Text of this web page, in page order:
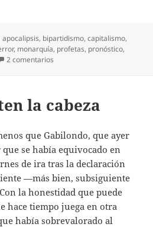
Etiquetas
apocalipsis, bipartidismo,capitalismo,
, monarquía, profetas, pronóstico,
2 comentarios
la cabeza
que Gabilondo, que ayer
se había equivocado en
de ira tras la declaración
—más bien, subsiguiente
la honestidad que puede
hace tiempo juega en otra
había sobrevalorado al